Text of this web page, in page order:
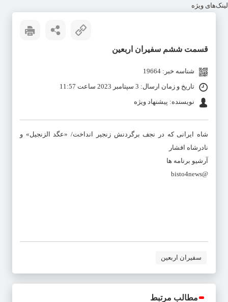
لینک‌های ویژه
قسمت ششم سفیران اربعین
شناسه خبر: 19664
تاریخ و زمان ارسال: 3 سپتامبر 2023 ساعت 11:57
نویسنده: پیشنهاد ویژه
شاه ایرانی که در نجف برگردنش زنجیر انداخت/ «عگد الزنجیل» و
نادرشاه افشار
آرشیو برنامه ها
@bisto4news
سفیران اربعین
مطالب مرتبط